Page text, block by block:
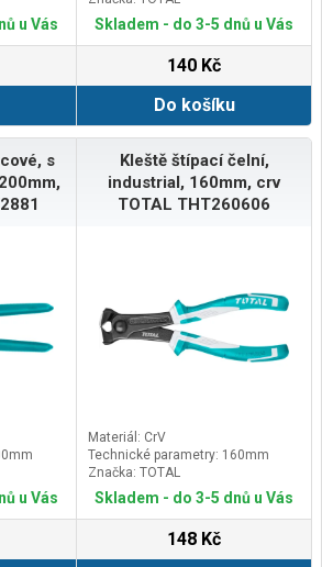
u Vás Skladem - do 3-5 dnů u Vás
140 Kč
Do košíku
s
u Vás
Kleště štípací čelní,
industrial, 160mm, crv
TOTAL THT260606
Materiál: CrV
Technické parametry: 160mm
Značka: TOTAL
Skladem - do 3-5 dnů u Vás
148 Kč